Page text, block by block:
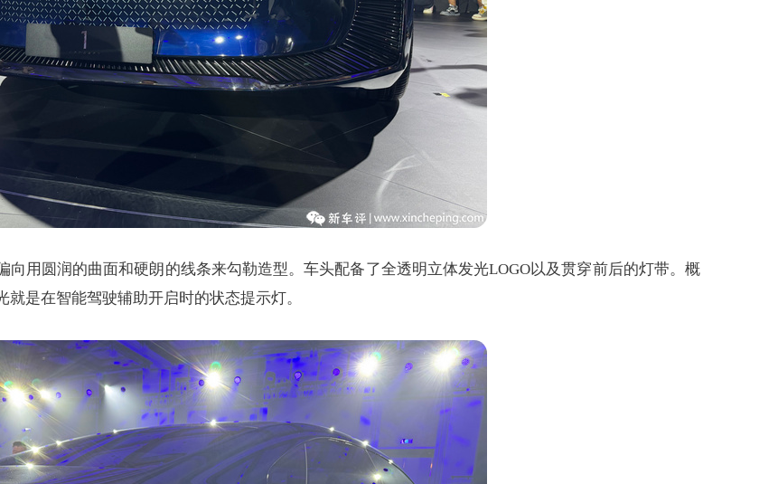
向用圆润的曲面和硬朗的线条来勾勒造型。车头配备了全透明立体发光LOGO以及贯穿前后的灯带。概
是在智能驾驶辅助开启时的状态提示灯。